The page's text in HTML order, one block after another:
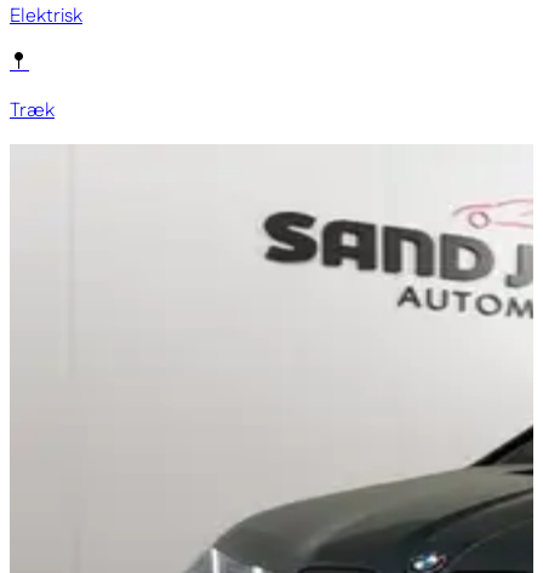
Elektrisk
Træk